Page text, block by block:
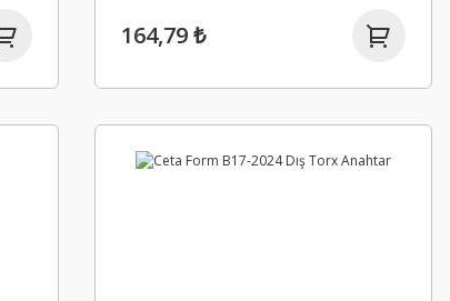
164,79 ₺